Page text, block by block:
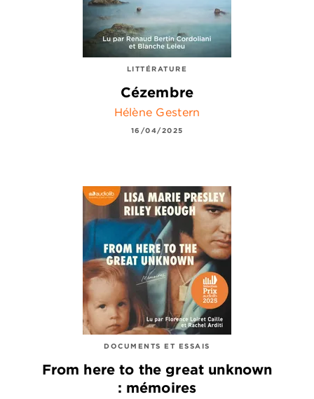
LITTÉRATURE
Cézembre
Hélène Gestern
16/04/2025
DOCUMENTS ET ESSAIS
From here to the great unknown
: mémoires